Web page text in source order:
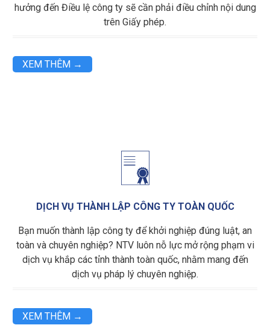
hưởng đến Điều lệ công ty sẽ cần phải điều chỉnh nội dung
trên Giấy phép.
XEM THÊM →

DỊCH VỤ THÀNH LẬP CÔNG TY TOÀN QUỐC
Bạn muốn thành lập công ty để khởi nghiệp đúng luật, an
toàn và chuyên nghiệp? NTV luôn nỗ lực mở rộng phạm vi
dịch vụ khắp các tỉnh thành toàn quốc, nhằm mang đến
dịch vụ pháp lý chuyên nghiệp.
XEM THÊM →